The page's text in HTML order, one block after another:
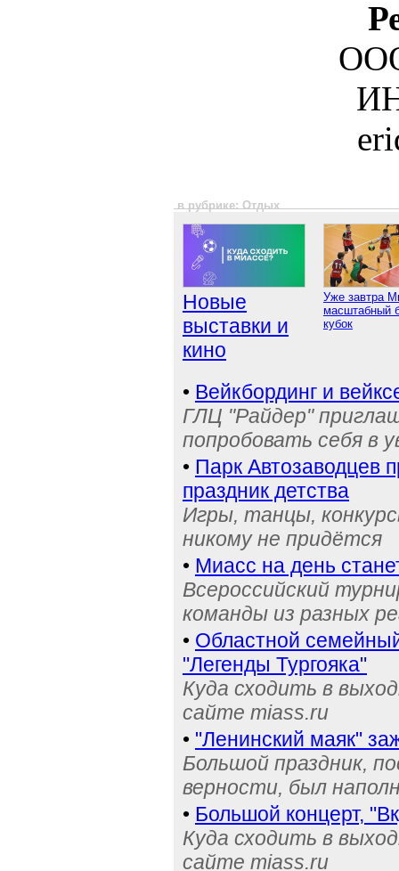
в рубрике: Отдых
Новые
выставки и
кино
Уже завтра
масштабный
кубок
• Вейкбординг и
ГЛЦ "Райдер"
попробовать себя в
• Парк Автозаводцев
праздник детства
Игры, танцы,
никому не придётся
• Миасс на день
Всероссийский
команды из разных
• Областной
"Легенды Тургояка"
Куда сходить в
сайте miass.ru
• "Ленинский маяк"
Большой праздник,
верности, был
• Большой концерт,
Куда сходить в
сайте miass.ru